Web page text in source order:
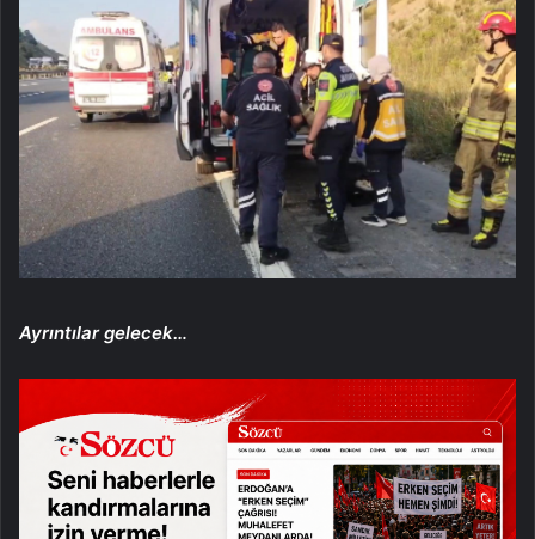
Ayrıntılar gelecek…